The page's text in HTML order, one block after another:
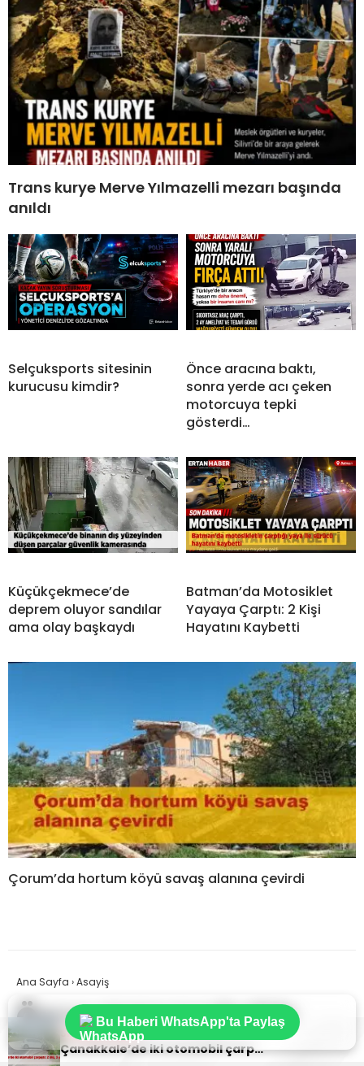
Sıradaki Haber
Çanakkale’de iki otomobil çarpıştı: 2 ölü, 3 yaralı
Trans kurye Merve Yılmazelli mezarı başında
anıldı
Selçuksports sitesinin
kurucusu kimdir?
Önce aracına baktı,
sonra yerde acı çeken
motorcuya tepki
gösterdi…
Küçükçekmece’de
deprem oluyor sandılar
ama olay başkaydı
Batman’da Motosiklet
Yayaya Çarptı: 2 Kişi
Hayatını Kaybetti
Çorum’da hortum köyü savaş alanına çevirdi
Ana Sayfa ›Asayiş
Önce aracına baktı,
sonra yerde acı çeken
Bu Haberi WhatsApp'ta Paylaş